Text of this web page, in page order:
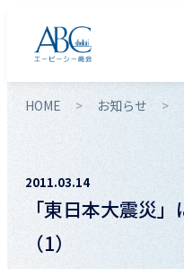
HOME お知らせ
2011.03.14
「東日本大震災
（1）